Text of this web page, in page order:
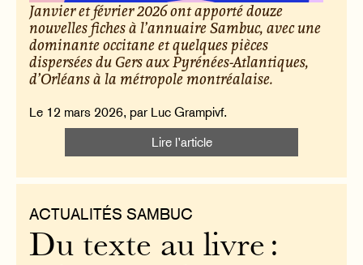
Janvier et février 2026 ont apporté douze
nouvelles fiches à l’annuaire Sambuc, avec une
dominante occitane et quelques pièces
dispersées du Gers aux Pyrénées-Atlantiques,
d’Orléans à la métropole montréalaise.
Le 12 mars 2026, par Luc Grampivf.
Lire l’article
ACTUALITÉS SAMBUC
Du texte au livre :